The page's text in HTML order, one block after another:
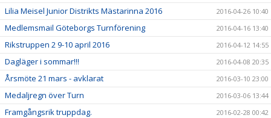
Lilia Meisel Junior Distrikts Mästarinna 2016 2016-04-26 10:40
Medlemsmail Göteborgs Turnförening 2016-04-16 13:40
Rikstruppen 2 9-10 april 2016 2016-04-12 14:55
Dagläger i sommar!!! 2016-04-08 20:35
Årsmöte 21 mars - avklarat 2016-03-10 23:00
Medaljregn över Turn 2016-03-06 13:44
Framgångsrik truppdag. 2016-02-28 00:42